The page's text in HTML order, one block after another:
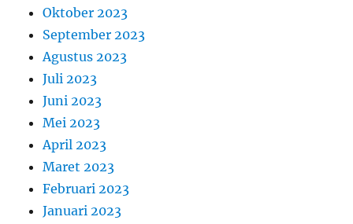
Oktober 2023
September 2023
Agustus 2023
Juli 2023
Juni 2023
Mei 2023
April 2023
Maret 2023
Februari 2023
Januari 2023